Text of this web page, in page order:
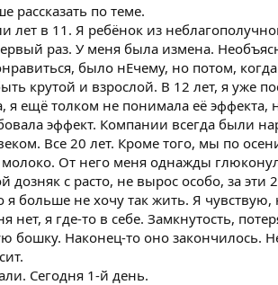
рассказать по теме.
лет в 11. Я ребёнок из
раз. У меня была измена.
было нЕчему, но потом, когда
крутой и взрослой. В 12 лет, я уже
я ещё толком не понимала её
эффект. Компании всегда были
Все 20 лет. Кроме того, мы по
От него меня однажды
с расто, не вырос особо, за
я больше не хочу так жить. Я
нет, я где-то в себе. Замкнутость,
бошку. Наконец-то оно
Сегодня 1-й день.